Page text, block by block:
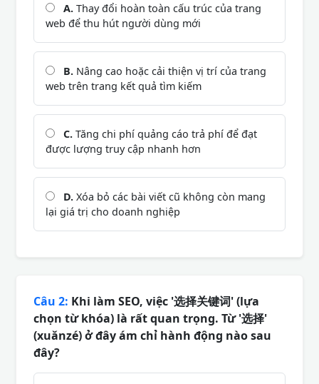
A. Thay đổi hoàn toàn cấu trúc của trang
web để thu hút người dùng mới
B. Nâng cao hoặc cải thiện vị trí của trang
web trên trang kết quả tìm kiếm
C. Tăng chi phí quảng cáo trả phí để đạt
được lượng truy cập nhanh hơn
D. Xóa bỏ các bài viết cũ không còn mang
lại giá trị cho doanh nghiệp
Câu 2: Khi làm SEO, việc '选择关键词' (lựa
chọn từ khóa) là rất quan trọng. Từ '选择'
(xuǎnzé) ở đây ám chỉ hành động nào sau
đây?